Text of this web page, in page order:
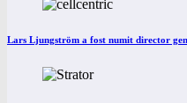
Lars Ljungström a fost numit director